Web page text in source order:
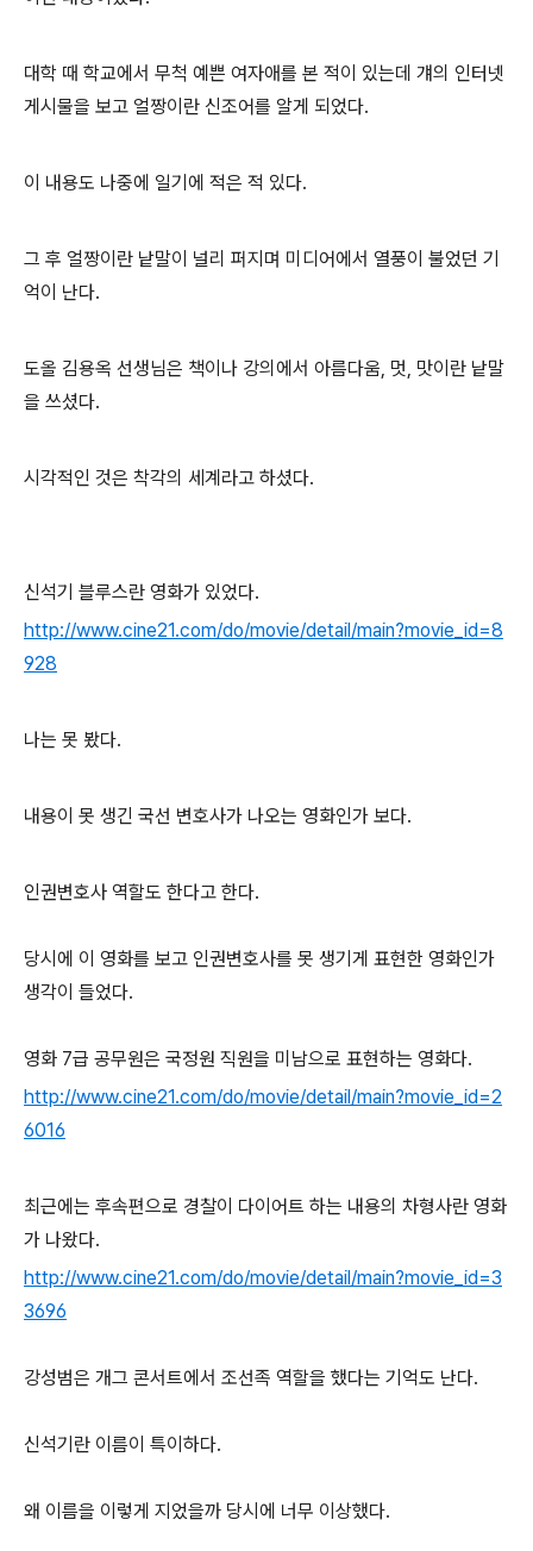
대학 때 학교에서 무척 예쁜 여자애를 본 적이 있는데 걔의 인터넷
게시물을 보고 얼짱이란 신조어를 알게 되었다.
이 내용도 나중에 일기에 적은 적 있다.
그 후 얼짱이란 낱말이 널리 퍼지며 미디어에서 열풍이 불었던 기
억이 난다.
도올 김용옥 선생님은 책이나 강의에서 아름다움, 멋, 맛이란 낱말
을 쓰셨다.
시각적인 것은 착각의 세계라고 하셨다.
신석기 블루스란 영화가 있었다.
http://www.cine21.com/do/movie/detail/main?movie_id=8
928
나는 못 봤다.
내용이 못 생긴 국선 변호사가 나오는 영화인가 보다.
인권변호사 역할도 한다고 한다.
당시에 이 영화를 보고 인권변호사를 못 생기게 표현한 영화인가
생각이 들었다.
영화 7급 공무원은 국정원 직원을 미남으로 표현하는 영화다.
http://www.cine21.com/do/movie/detail/main?movie_id=2
6016
최근에는 후속편으로 경찰이 다이어트 하는 내용의 차형사란 영화
가 나왔다.
http://www.cine21.com/do/movie/detail/main?movie_id=3
3696
강성범은 개그 콘서트에서 조선족 역할을 했다는 기억도 난다.
신석기란 이름이 특이하다.
왜 이름을 이렇게 지었을까 당시에 너무 이상했다.